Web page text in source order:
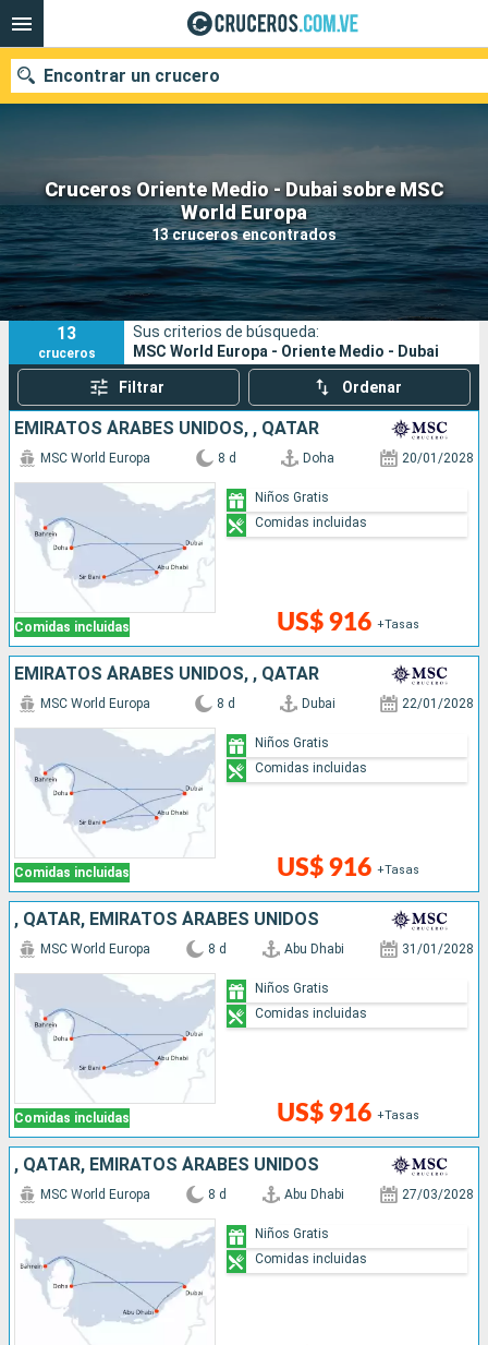
Cruceros Oriente Medio - Dubai sobre MSC
World Europa
13 cruceros encontrados
Encontrar un crucero
Nuestros destinos
Fecha de salida
Puertos Compañías
Buscar
13
cruceros
Sus criterios de búsqueda:
MSC World Europa - Oriente Medio - Dubai
Filtrar Ordenar
EMIRATOS ÁRABES UNIDOS, , QATAR
Comidas incluidas
MSC World Europa 8 d Doha 20/01/2028
US$ 916 +Tasas
Niños Gratis
Comidas incluidas
EMIRATOS ÁRABES UNIDOS, , QATAR
Comidas incluidas
MSC World Europa 8 d Dubai 22/01/2028
US$ 916 +Tasas
Niños Gratis
Comidas incluidas
, QATAR, EMIRATOS ÁRABES UNIDOS
Comidas incluidas
MSC World Europa 8 d Abu Dhabi 31/01/2028
US$ 916 +Tasas
Niños Gratis
Comidas incluidas
, QATAR, EMIRATOS ÁRABES UNIDOS
MSC World Europa 8 d Abu Dhabi 27/03/2028
Niños Gratis
Comidas incluidas